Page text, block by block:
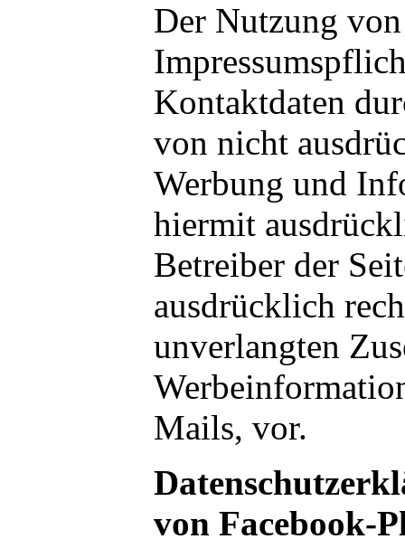
Der Nutzung
Kontaktdaten
von nicht
Werbung und
hiermit
Betreiber der
ausdrücklich
unverlangten
Mails, vor.
von Facebook-